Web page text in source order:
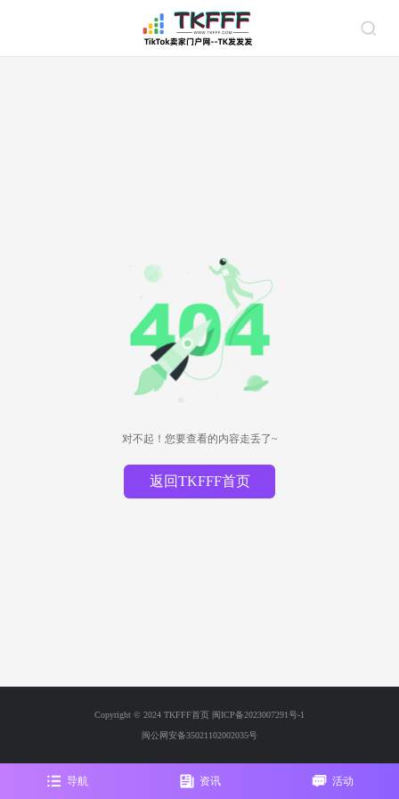
对不起！您要查看的内容走丢了~
返回TKFFF首页
Copyright © 2024 TKFFF首页 闽ICP备2023007291号-1
闽公网安备35021102002035号
导航 资讯 活动